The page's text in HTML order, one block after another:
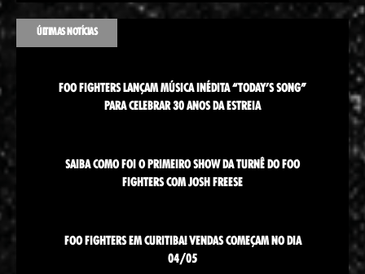
ÚLTIMAS NOTÍCIAS
FOO FIGHTERS LANÇAM MÚSICA INÉDITA “TODAY’S SONG”
PARA CELEBRAR 30 ANOS DA ESTREIA
SAIBA COMO FOI O PRIMEIRO SHOW DA TURNÊ DO FOO
FIGHTERS COM JOSH FREESE
FOO FIGHTERS EM CURITIBA! VENDAS COMEÇAM NO DIA
04/05